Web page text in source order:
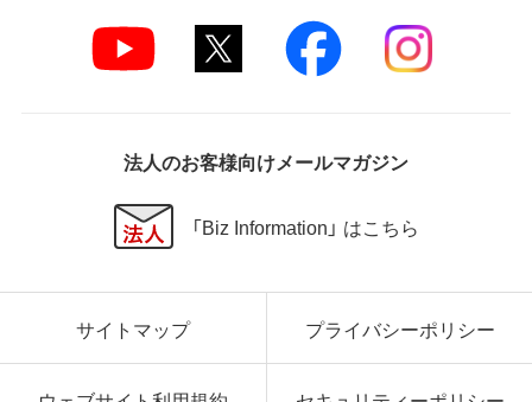
法人のお客様向けメールマガジン
「Biz Information」 はこちら
サイトマップ プライバシーポリシー